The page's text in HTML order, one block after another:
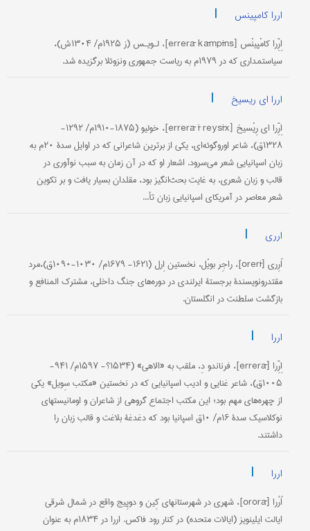
اررا کامپینس |
اِرِّرا کامْپینْس [errerā kāmpīns]، لـویـس (ز ۱۹۲۵م/ ۱۳۰۴ش)،
سیاستمداری که در ۱۹۷۹م به ریاست جمهوری ونزوئلا برگزیده شد.
اررا ای ریسیخ |
اِرِّرا ای رِیْسیخ [errerā ī reysīx]، خولیو (۱۸۷۵-۱۹۱۰م/ ۱۲۹۲-
۱۳۲۸ق)، شاعر اوروگوئه‌ای، یکی از برترین شاعرانی که در اوایل سدۀ ۲۰م به
زبان اسپانیایی شعر می‌سرود. اشعار او که در آن زمان به سبب نوآوری در
قالب و زبان شعری، به غایت بحث‌انگیز بود، مقلدان بسیار یافت و بر تکوین
شعر معاصر در آمریکای اسپانیایی زبان تأ...
ارری |
اُرِری [orerī]، راجِر بویْل، نخستین اِرل (۱۶۲۱- ۱۶۷۹م/ ۱۰۳۰-۱۰۹۰ق)،مرد
مقتدرونویسندۀ برجستۀ ایرلندی در دوره‌های جنگ داخلی، مشترک المنافع و
بازگشت سلطنت در انگلستان.
اررا |
اِرِّرا [errerā]، فرناندو دِ، ملقب به «الاهی» (۱۵۳۴؟- ۱۵۹۷م/ ۹۴۱-
۱۰۰۵ق)، شاعر غنایی و ادیب اسپانیایی که در نخستین «مکتب سِویل» یکی
از چهره‌های مهم بود؛ این مکتب اجتماع گروهی از شاعران و اومانیستهای
نوکلاسیک سدۀ ۱۶م/ ۱۰ق اسپانیا بود که دغدغۀ بلاغت و قالب زبان را
داشتند.
اررا |
اُرُرا [ororā]، شهری در شهرستانهای کِین و دوپِیج واقع در شمال شرقی
ایالت ایلینویز (ایالات متحده) در کنار رود فاکس. اررا در ۱۸۳۴م به عنوان